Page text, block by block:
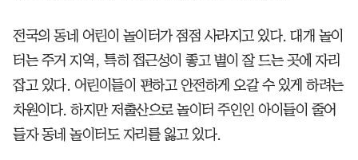
전국의 동네 어린이 놀이터가 점점 사라지고 있다. 대개 놀이
터는 주거 지역, 특히 접근성이 좋고 볕이 잘 드는 곳에 자리
잡고 있다. 어린이들이 편하고 안전하게 오갈 수 있게 하려는
차원이다. 하지만 저출산으로 놀이터 주인인 아이들이 줄어
들자 동네 놀이터도 자리를 잃고 있다.